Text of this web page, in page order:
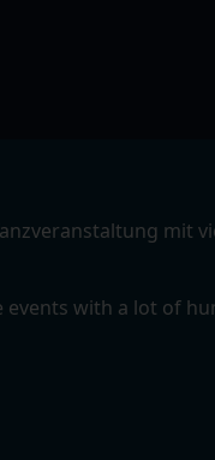
mit
events with a lot of